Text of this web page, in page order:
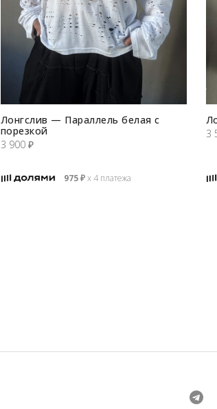
Лонгслив — Параллель белая с
порезкой
3 900 ₽
975₽х 4 платежа
3